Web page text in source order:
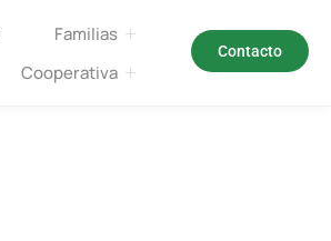
Familias
Cooperativa
Contacto